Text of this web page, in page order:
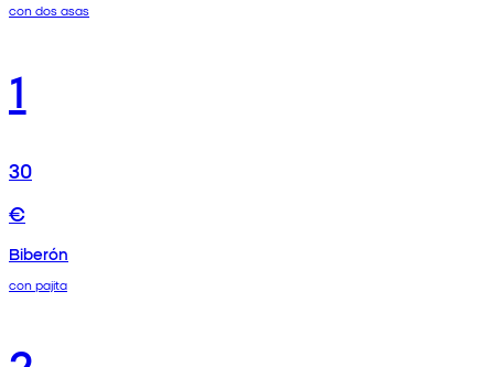
con dos asas
1
30
€
Biberón
con pajita